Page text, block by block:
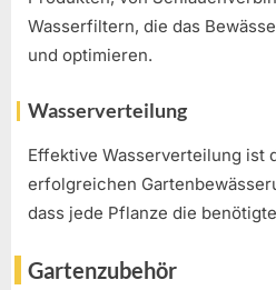
Wasserfiltern, die das
und optimieren.
Wasserverteilung
Effektive Wasserverteilung ist
erfolgreichen
dass jede Pflanze die
Gartenzubehör